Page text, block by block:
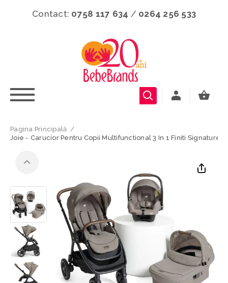
Contact: 0758 117 634 / 0264 256 533
Pagina Principală /
Joie - Carucior Pentru Copii Multifunctional 3 In 1 Finiti Signature